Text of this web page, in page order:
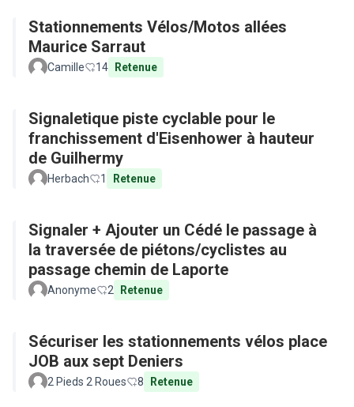
Stationnements Vélos/Motos allées
Maurice Sarraut
Camille 14 Retenue
Signaletique piste cyclable pour le
franchissement d'Eisenhower à hauteur
de Guilhermy
Herbach 1 Retenue
Signaler + Ajouter un Cédé le passage à
la traversée de piétons/cyclistes au
passage chemin de Laporte
Anonyme 2 Retenue
Sécuriser les stationnements vélos place
JOB aux sept Deniers
2 Pieds 2 Roues 8 Retenue